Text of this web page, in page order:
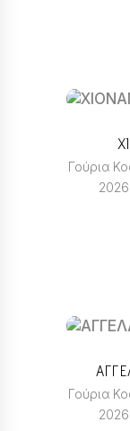
Γούρια
2026
Γούρια
2026